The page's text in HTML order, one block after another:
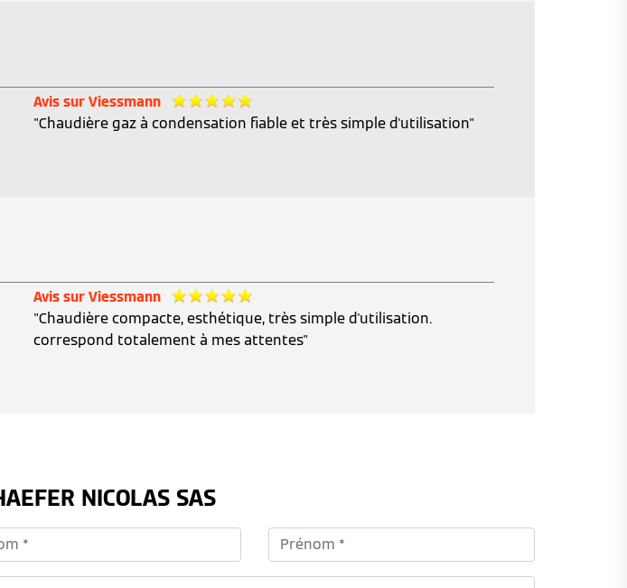
Avis sur Viessmann
"Chaudière gaz à condensation fiable et très simple d'utilisation"
Avis sur Viessmann
"Chaudière compacte, esthétique, très simple d'utilisation.
correspond totalement à mes attentes"
NICOLAS SAS